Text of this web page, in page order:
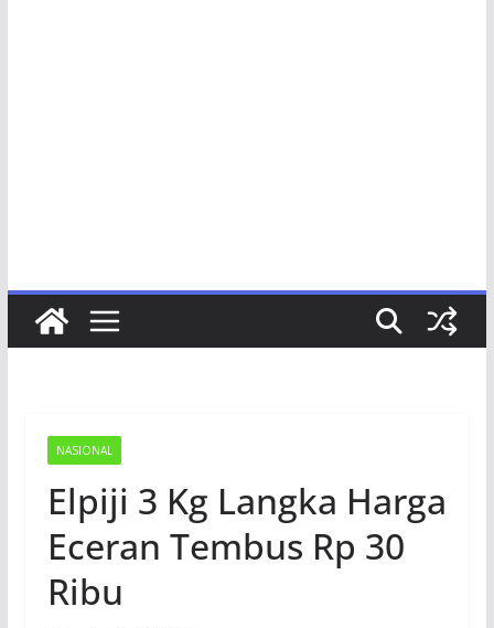
NASIONAL
Elpiji 3 Kg Langka Harga
Eceran Tembus Rp 30
Ribu